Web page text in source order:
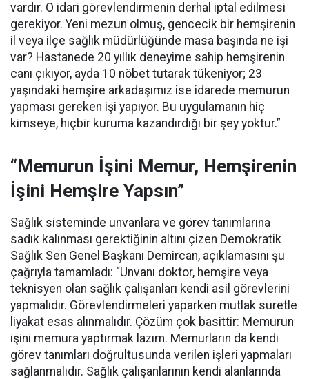
vardır. O idari görevlendirmenin derhal iptal edilmesi
gerekiyor. Yeni mezun olmuş, gencecik bir hemşirenin
il veya ilçe sağlık müdürlüğünde masa başında ne işi
var? Hastanede 20 yıllık deneyime sahip hemşirenin
canı çıkıyor, ayda 10 nöbet tutarak tükeniyor; 23
yaşındaki hemşire arkadaşımız ise idarede memurun
yapması gereken işi yapıyor. Bu uygulamanın hiç
kimseye, hiçbir kuruma kazandırdığı bir şey yoktur.”
“Memurun İşini Memur, Hemşirenin
İşini Hemşire Yapsın”
Sağlık sisteminde unvanlara ve görev tanımlarına
sadık kalınması gerektiğinin altını çizen Demokratik
Sağlık Sen Genel Başkanı Demircan, açıklamasını şu
çağrıyla tamamladı: “Unvanı doktor, hemşire veya
teknisyen olan sağlık çalışanları kendi asil görevlerini
yapmalıdır. Görevlendirmeleri yaparken mutlak suretle
liyakat esas alınmalıdır. Çözüm çok basittir: Memurun
işini memura yaptırmak lazım. Memurların da kendi
görev tanımları doğrultusunda verilen işleri yapmaları
sağlanmalıdır. Sağlık çalışanlarının kendi alanlarında